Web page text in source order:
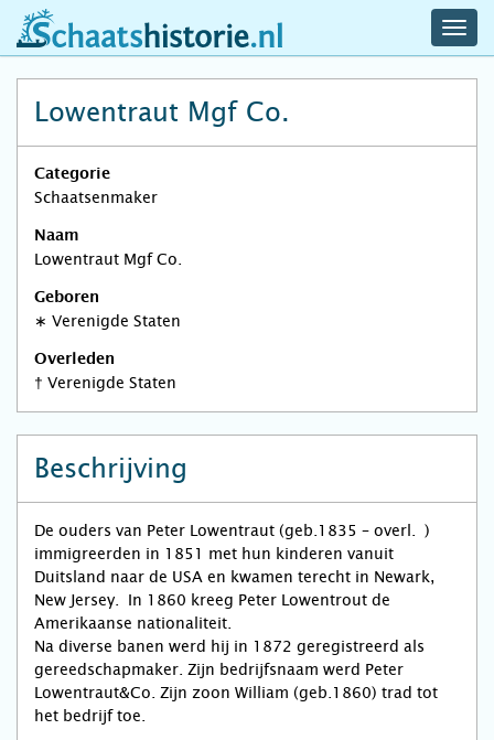
schaatshistorie.nl
Lowentraut Mgf Co.
Categorie
Schaatsenmaker
Naam
Lowentraut Mgf Co.
Geboren
∗ Verenigde Staten
Overleden
† Verenigde Staten
Beschrijving
De ouders van Peter Lowentraut (geb.1835 – overl. )
immigreerden in 1851 met hun kinderen vanuit
Duitsland naar de USA en kwamen terecht in Newark,
New Jersey. In 1860 kreeg Peter Lowentrout de
Amerikaanse nationaliteit.
Na diverse banen werd hij in 1872 geregistreerd als
gereedschapmaker. Zijn bedrijfsnaam werd Peter
Lowentraut&Co. Zijn zoon William (geb.1860) trad tot
het bedrijf toe.